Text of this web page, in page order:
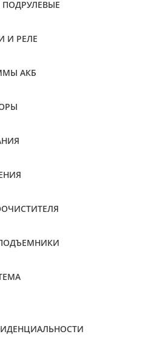
ПОДРУЛЕВЫЕ
И РЕЛЕ
АКБ